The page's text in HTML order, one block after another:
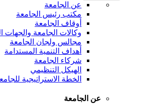
عن الجامعة
مكتب رئيس الجامعة
أوقاف الجامعة
وكالات الجامعة والجهات
مجالس ولجان الجامعة
أهداف التنمية المستدامة
شركاء الجامعة
الهيكل التنظيمي
الخطة الاستراتيجية
عن الجامعة